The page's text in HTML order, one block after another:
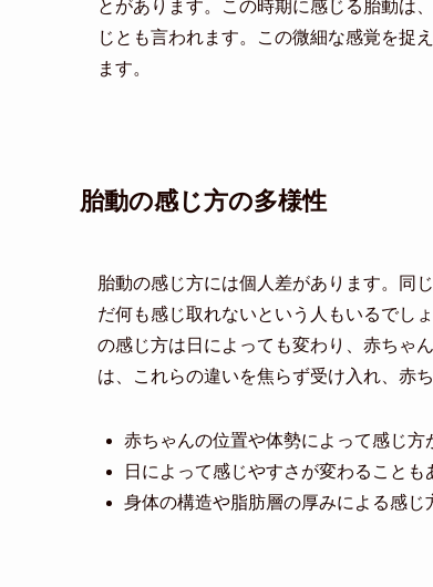
とがあります。この時期に感じる胎動は
じとも言われます。この微細な感覚を捉
ます。
胎動の感じ方の多様性
胎動の感じ方には個人差があります。同
だ何も感じ取れないという人もいるでし
の感じ方は日によっても変わり、赤ちゃ
は、これらの違いを焦らず受け入れ、赤
赤ちゃんの位置や体勢によって感じ方
日によって感じやすさが変わることも
身体の構造や脂肪層の厚みによる感じ